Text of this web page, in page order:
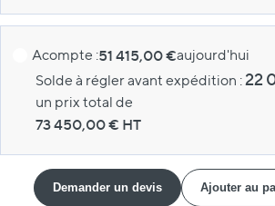
Acompte :51 415,00 €aujourd'hui
Solde à régler avant expédition : 22
un prix total de
73 450,00€ HT
Demander un devis Ajouter au